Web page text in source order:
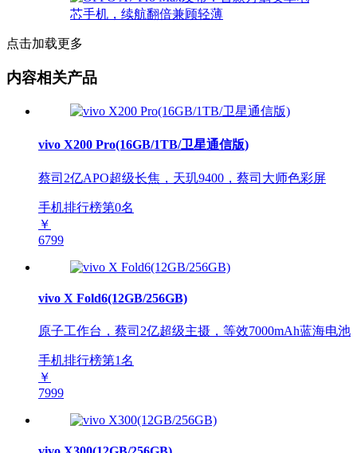
点击加载更多
内容相关产品
vivo X200 Pro(16GB/1TB/卫星通信版)
蔡司2亿APO超级长焦，天玑9400，蔡司大师色彩屏
手机排行榜第0名
￥
6799
vivo X Fold6(12GB/256GB)
原子工作台，蔡司2亿超级主摄，等效7000mAh蓝海电池
手机排行榜第1名
￥
7999